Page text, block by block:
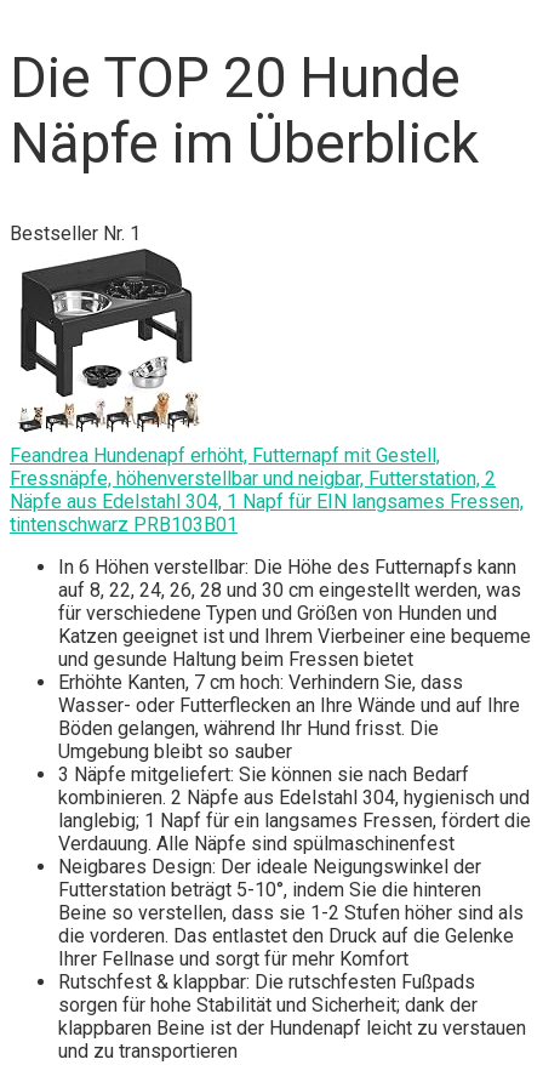
Die TOP 20 Hunde
Näpfe im Überblick
Bestseller Nr. 1
Feandrea Hundenapf erhöht, Futternapf mit Gestell,
Fressnäpfe, höhenverstellbar und neigbar, Futterstation, 2
Näpfe aus Edelstahl 304, 1 Napf für EIN langsames Fressen,
tintenschwarz PRB103B01
In 6 Höhen verstellbar: Die Höhe des Futternapfs kann
auf 8, 22, 24, 26, 28 und 30 cm eingestellt werden, was
für verschiedene Typen und Größen von Hunden und
Katzen geeignet ist und Ihrem Vierbeiner eine bequeme
und gesunde Haltung beim Fressen bietet
Erhöhte Kanten, 7 cm hoch: Verhindern Sie, dass
Wasser- oder Futterflecken an Ihre Wände und auf Ihre
Böden gelangen, während Ihr Hund frisst. Die
Umgebung bleibt so sauber
3 Näpfe mitgeliefert: Sie können sie nach Bedarf
kombinieren. 2 Näpfe aus Edelstahl 304, hygienisch und
langlebig; 1 Napf für ein langsames Fressen, fördert die
Verdauung. Alle Näpfe sind spülmaschinenfest
Neigbares Design: Der ideale Neigungswinkel der
Futterstation beträgt 5-10°, indem Sie die hinteren
Beine so verstellen, dass sie 1-2 Stufen höher sind als
die vorderen. Das entlastet den Druck auf die Gelenke
Ihrer Fellnase und sorgt für mehr Komfort
Rutschfest & klappbar: Die rutschfesten Fußpads
sorgen für hohe Stabilität und Sicherheit; dank der
klappbaren Beine ist der Hundenapf leicht zu verstauen
und zu transportieren